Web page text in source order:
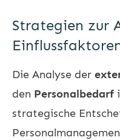
Strategien zur
Die Analyse der
den Personalbedarf
strategische